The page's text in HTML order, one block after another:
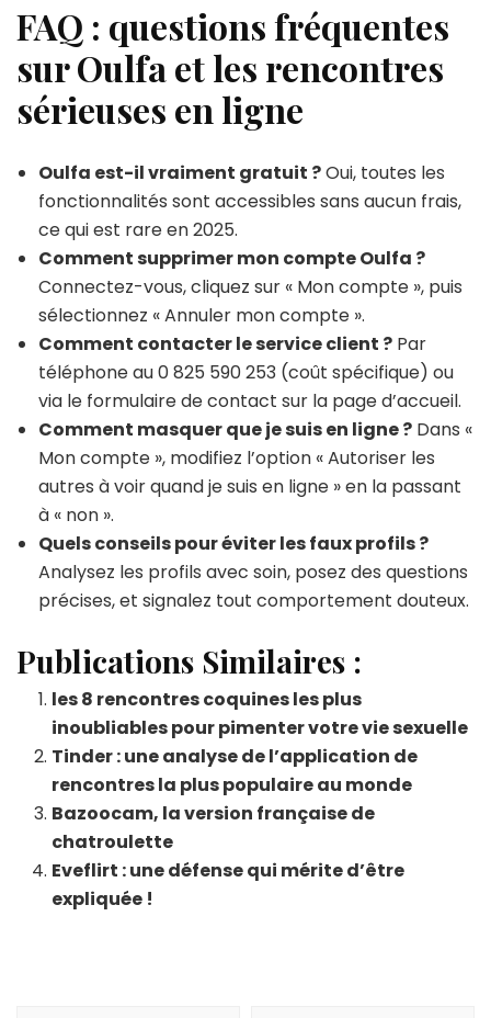
FAQ : questions fréquentes
sur Oulfa et les rencontres
sérieuses en ligne
Oulfa est-il vraiment gratuit ?Oui, toutes les
fonctionnalités sont accessibles sans aucun frais,
ce qui est rare en 2025.
Comment supprimer mon compte Oulfa ?
Connectez-vous, cliquez sur « Mon compte », puis
sélectionnez « Annuler mon compte ».
Comment contacter le service client ? Par
téléphone au 0 825 590 253 (coût spécifique) ou
via le formulaire de contact sur la page d’accueil.
Comment masquer que je suis en ligne ? Dans «
Mon compte », modifiez l’option « Autoriser les
autres à voir quand je suis en ligne » en la passant
à « non ».
Quels conseils pour éviter les faux profils ?
Analysez les profils avec soin, posez des questions
précises, et signalez tout comportement douteux.
Publications Similaires :
les 8 rencontres coquines les plus
inoubliables pour pimenter votre vie sexuelle
Tinder : une analyse de l’application de
rencontres la plus populaire au monde
Bazoocam, la version française de
chatroulette
Eveflirt : une défense qui mérite d’être
expliquée !